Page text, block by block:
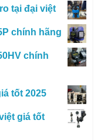
tại đại việt
chính hãng
chính
tốt 2025
giá tốt